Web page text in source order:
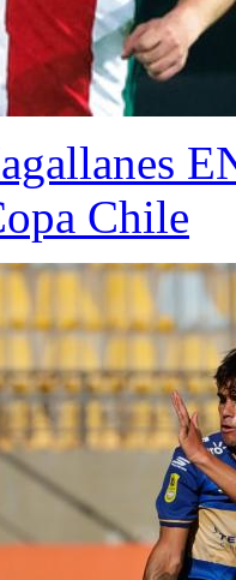
Chile